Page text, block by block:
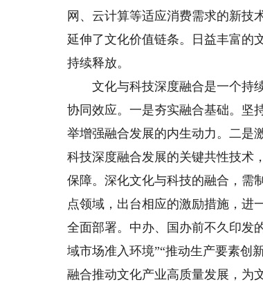
网、云计算等适应消费需求的新技
延伸了文化价值链条。日益丰富的
持续释放。
文化与科技深度融合是一个持续
协同效应。一是夯实融合基础。坚
举增强融合发展的内生动力。二是
科技深度融合发展的关键共性技术
保障。深化文化与科技的融合，需
点领域，出台相应的激励措施，进
全面部署。中办、国办前不久印发
域市场准入环境”“推动生产要素创
融合推动文化产业高质量发展，为